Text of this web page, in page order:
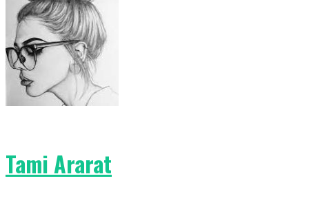
Tami Ararat